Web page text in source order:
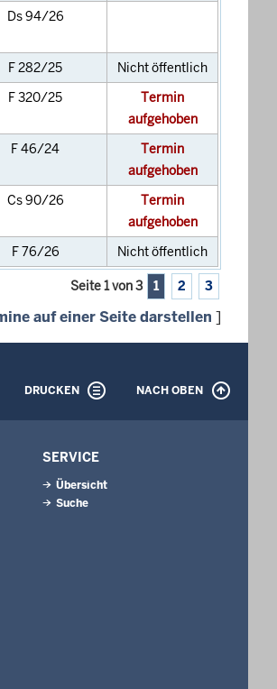
Ds 94/26
F 282/25
Nicht öffentlich
F 320/25
Termin
aufgehoben
F 46/24
Termin
aufgehoben
Cs 90/26
Termin
aufgehoben
F 76/26 Nicht öffentlich
Seite 1 von 3 1 2 3
auf einer Seite darstellen ]
DRUCKEN NACH OBEN
SERVICE
Übersicht
Suche